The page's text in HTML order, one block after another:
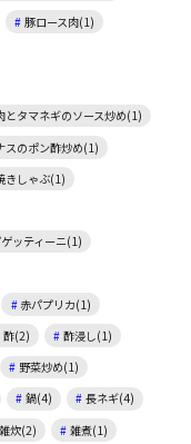
豚ロース肉(1)
とタマネギのソース炒め(1)
スのポン酢炒め(1)
きしゃぶ(1)
ッティーニ(1)
赤パプリカ(1)
酢(2)
酢浸し(1)
野菜炒め(1)
鍋(4)
長ネギ(4)
雑炊(2)
雑煮(1)